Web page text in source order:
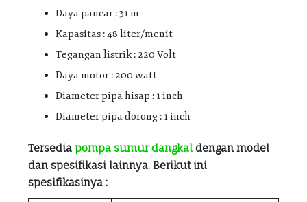
Daya pancar : 31 m
Kapasitas : 48 liter/menit
Tegangan listrik : 220 Volt
Daya motor : 200 watt
Diameter pipa hisap : 1 inch
Diameter pipa dorong : 1 inch
Tersedia pompa sumur dangkal dengan model
dan spesifikasi lainnya. Berikut ini
spesifikasinya :